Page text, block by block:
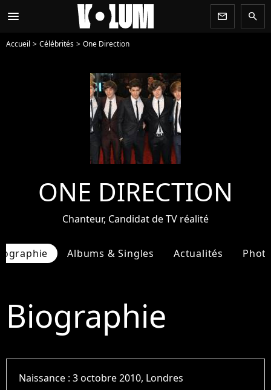
menu newsletter search
Accueil Célébrités One Direction
ONE DIRECTION
Chanteur, Candidat de TV réalité
Albums & Singles Actualités
Biographie
Naissance :3 octobre 2010, Londres